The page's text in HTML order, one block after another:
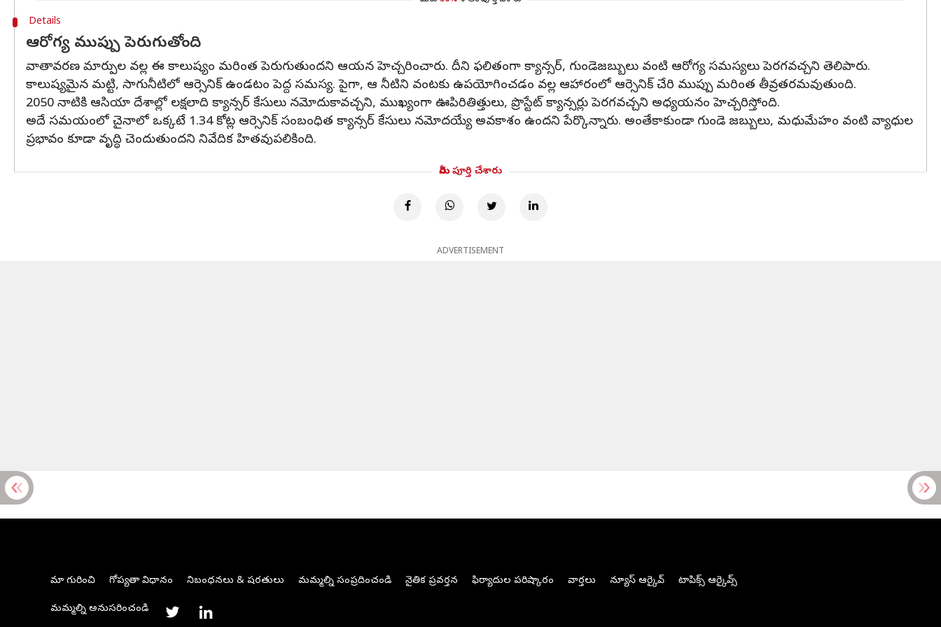
Details
ఆరోగ్య ముప్పు పెరుగుతోంది
వాతావరణ మార్పుల వల్ల ఈ కాలుష్యం మరింత పెరుగుతుందని ఆయన హెచ్చరించారు. దీని ఫలితంగా క్యాన్సర్‌, గుండెజబ్బులు వంటి ఆరోగ్య సమస్యలు పెరగవచ్చని తెలిపారు.
కాలుష్యమైన మట్టి, సాగునీటిలో ఆర్సెనిక్‌ ఉండటం పెద్ద సమస్య. పైగా, ఆ నీటిని వంటకు ఉపయోగించడం వల్ల ఆహారంలో ఆర్సెనిక్‌ చేరి ముప్పు మరింత తీవ్రతరమవుతుంది.
2050 నాటికి ఆసియా దేశాల్లో లక్షలాది క్యాన్సర్‌ కేసులు నమోదుకావచ్చని, ముఖ్యంగా ఊపిరితిత్తులు, ప్రొస్టేట్‌ క్యాన్సర్లు పెరగవచ్చని అధ్యయనం హెచ్చరిస్తోంది.
అదే సమయంలో చైనాలో ఒక్కటే 1.34 కోట్ల ఆర్సెనిక్‌ సంబంధిత క్యాన్సర్‌ కేసులు నమోదయ్యే అవకాశం ఉందని పేర్కొన్నారు. అంతేకాకుండా గుండె జబ్బులు, మధుమేహం వంటి వ్యాధుల
ప్రభావం కూడా వృద్ధి చెందుతుందని నివేదిక హితవుపలికింది.
మీరు పూర్తి చేశారు
ADVERTISEMENT
మా గురించి గోప్యతా విధానం నిబంధనలు & షరతులు మమ్మల్ని సంప్రదించండి నైతిక ప్రవర్తన ఫిర్యాదుల పరిష్కారం వార్తలు న్యూస్ ఆర్కైవ్ టాపిక్స్ ఆర్కైవ్స్
మమ్మల్ని అనుసరించండి